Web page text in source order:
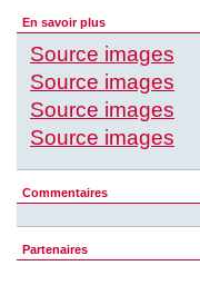
En savoir plus
Source images
Source images
Source images
Source images
Commentaires
Partenaires